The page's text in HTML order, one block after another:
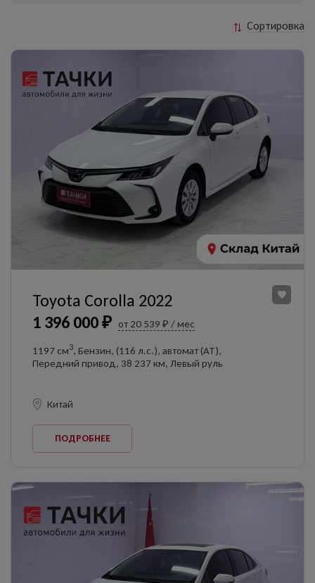
Сортировка
1 396 000 ₽ от 20 539 ₽ / мес
Toyota Corolla 2022
1197 см3, Бензин, (116 л.с.), автомат (AT),
Передний привод, 38 237 км, Левый руль
Китай
ПОДРОБНЕЕ